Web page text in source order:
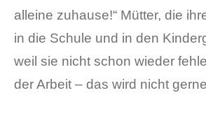
alleine zuhause!“ Mütter, die
in die Schule und in den
weil sie nicht schon wieder
der Arbeit – das wird nicht